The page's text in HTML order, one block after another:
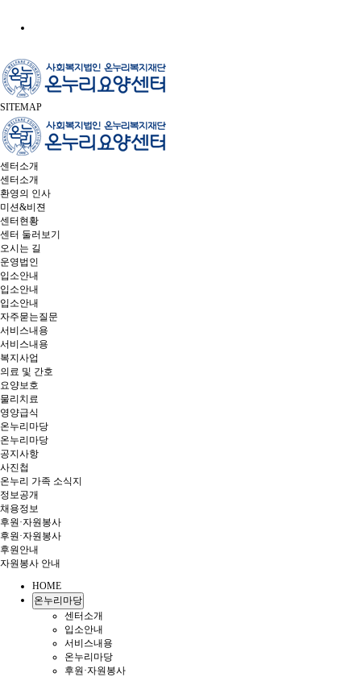
SITEMAP
센터소개
센터소개
환영의 인사
미션&비젼
센터현황
센터 둘러보기
오시는 길
운영법인
입소안내
입소안내
입소안내
자주묻는질문
서비스내용
서비스내용
복지사업
의료 및 간호
요양보호
물리치료
영양급식
온누리마당
온누리마당
공지사항
사진첩
온누리 가족 소식지
정보공개
채용정보
후원·자원봉사
후원·자원봉사
후원안내
자원봉사 안내
HOME
온누리마당
센터소개
입소안내
서비스내용
온누리마당
후원·자원봉사